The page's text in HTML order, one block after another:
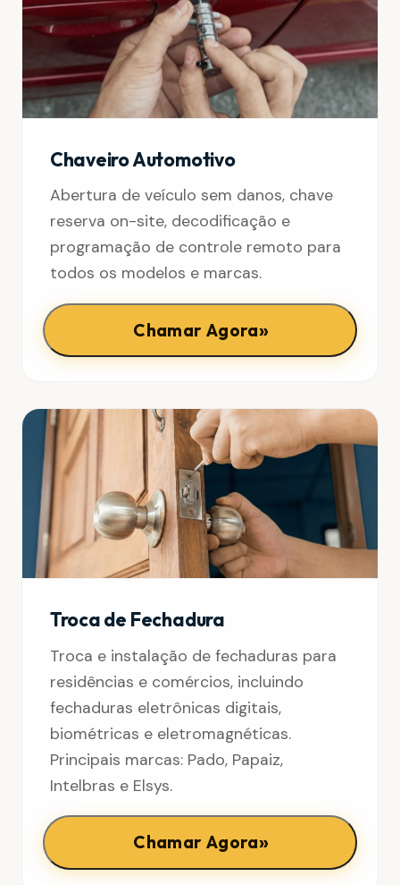
Chaveiro Automotivo
Abertura de veículo sem danos, chave
reserva on-site, decodificação e
programação de controle remoto para
todos os modelos e marcas.
Chamar Agora»
Troca de Fechadura
Troca e instalação de fechaduras para
residências e comércios, incluindo
fechaduras eletrônicas digitais,
biométricas e eletromagnéticas.
Principais marcas: Pado, Papaiz,
Intelbras e Elsys.
Chamar Agora»